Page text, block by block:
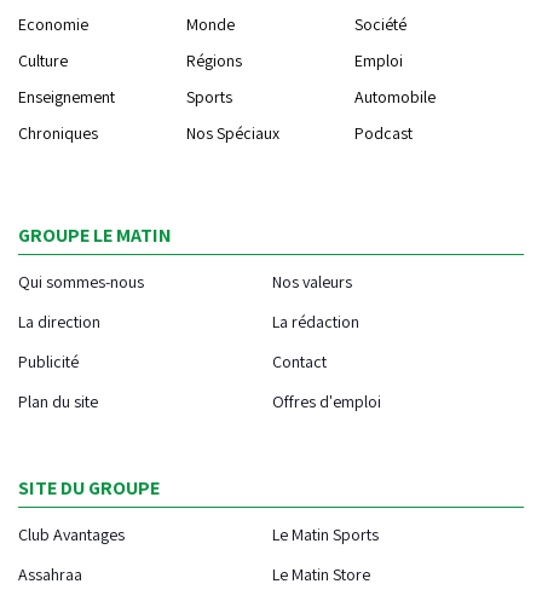
Economie
Monde
Société
Culture
Régions
Emploi
Enseignement
Sports
Automobile
Chroniques
Nos Spéciaux Podcast
GROUPE LE MATIN
Qui sommes-nous
Nos valeurs
La direction
La rédaction
Publicité
Contact
Plan du site
Offres d'emploi
SITE DU GROUPE
Club Avantages
Le Matin Sports
Assahraa
Le Matin Store